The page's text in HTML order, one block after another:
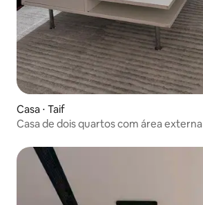
Casa ⋅ Taif
Casa de dois quartos com área externa